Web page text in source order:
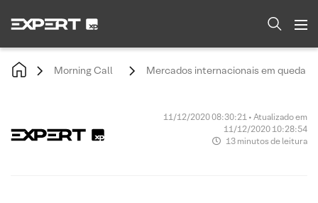
Morning Call Mercados internacionais em queda
11/12/2020 08:30:21 • Atualizado em
11/12/2020 10:28:54
13 minutos de leitura